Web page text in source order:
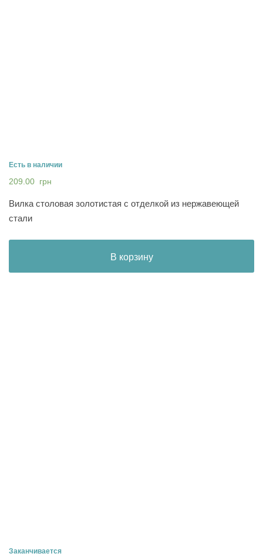
Есть в наличии
209.00 грн
Вилка столовая золотистая с отделкой из нержавеющей
стали
В корзину
Заканчивается